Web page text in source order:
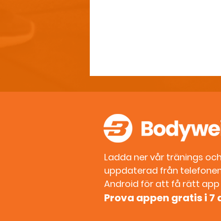
Din kropp är inte för
gammal för att träna –
forskningen säger
Ladda ner vår tränings
uppdaterad från
Android för att få rätt app
Prova appen gratis i 7